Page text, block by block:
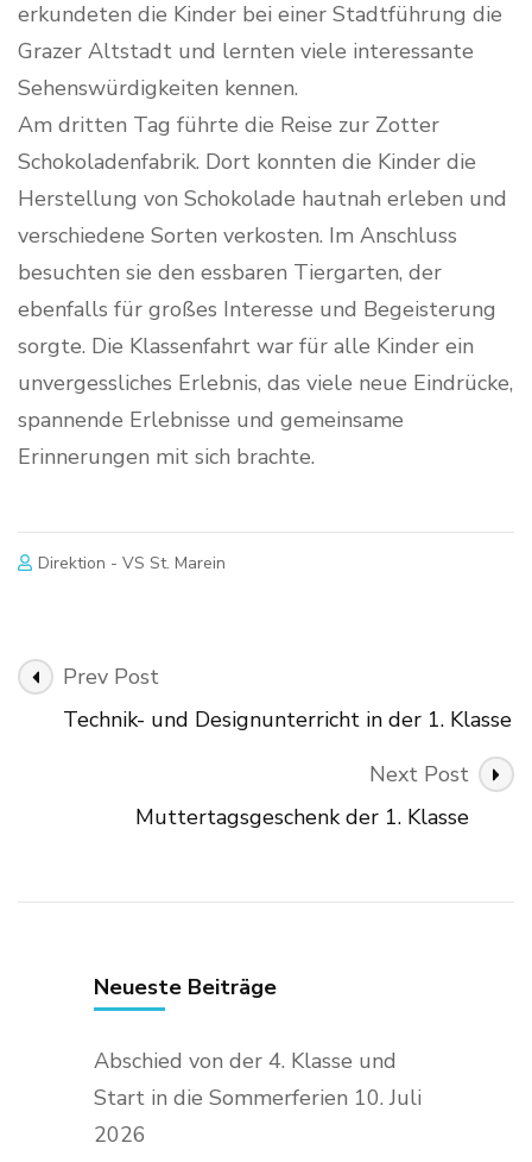
erkundeten die Kinder bei einer Stadtführung die
Grazer Altstadt und lernten viele interessante
Sehenswürdigkeiten kennen.
Am dritten Tag führte die Reise zur Zotter
Schokoladenfabrik. Dort konnten die Kinder die
Herstellung von Schokolade hautnah erleben und
verschiedene Sorten verkosten. Im Anschluss
besuchten sie den essbaren Tiergarten, der
ebenfalls für großes Interesse und Begeisterung
sorgte. Die Klassenfahrt war für alle Kinder ein
unvergessliches Erlebnis, das viele neue Eindrücke,
spannende Erlebnisse und gemeinsame
Erinnerungen mit sich brachte.
Direktion - VS St. Marein
Post
Navigation
Prev Post
Technik- und Designunterricht in der 1. Klasse
Next Post
Muttertagsgeschenk der 1. Klasse
Neueste Beiträge
Abschied von der 4. Klasse und
Start in die Sommerferien 10. Juli
2026